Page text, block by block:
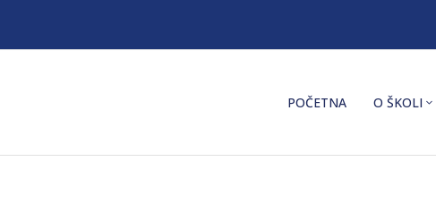
POČETNA O ŠKOLI